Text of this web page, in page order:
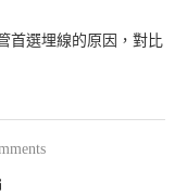
首選埋線的原因，對比